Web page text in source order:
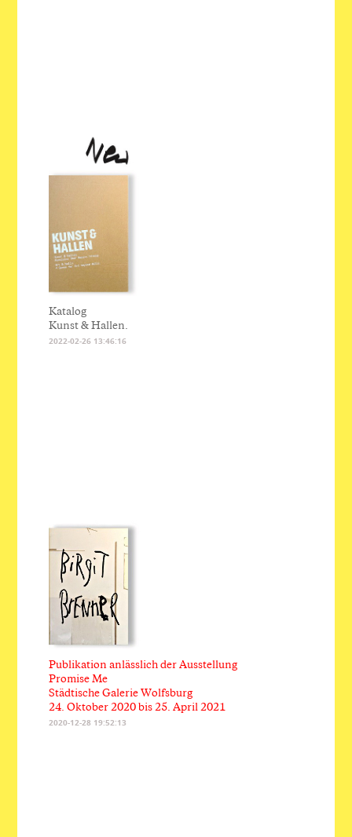
Katalog
Kunst & Hallen.
2022-02-26 13:46:16
Publikation anlässlich der Ausstellung
Promise Me
Städtische Galerie Wolfsburg
24. Oktober 2020 bis 25. April 2021
2020-12-28 19:52:13